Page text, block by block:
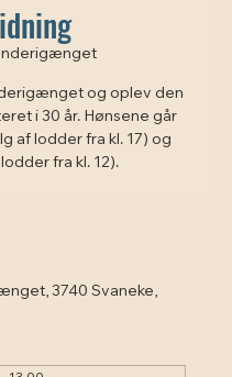
og oplev den
i 30 år. Hønsene går
af lodder fra kl. 17) og
fra kl. 12).
3740 Svaneke,